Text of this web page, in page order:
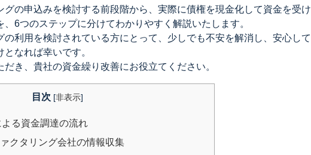
グの申込みを検討する前段階から、実際に債権を現金化して資金を受け
6つのステップに分けてわかりやすく解説いたします。
の利用を検討されている方にとって、少しでも不安を解消し、安心して
なれば幸いです。
き、貴社の資金繰り改善にお役立てください。
目次 [非表示]
る資金調達の流れ
クタリング会社の情報収集